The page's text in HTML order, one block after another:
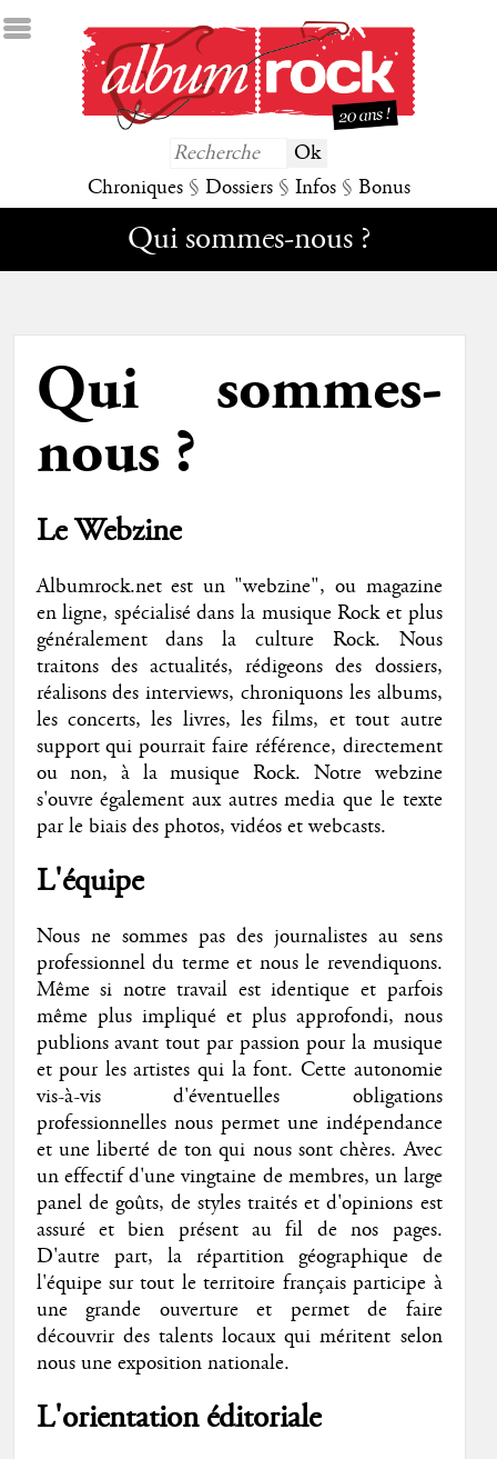
Chroniques § Dossiers § Infos § Bonus
Qui sommes-nous ?
Qui sommes-
nous ?
Le Webzine
Albumrock.net est un "webzine", ou magazine
en ligne, spécialisé dans la musique Rock et plus
généralement dans la culture Rock. Nous
traitons des actualités, rédigeons des dossiers,
réalisons des interviews, chroniquons les albums,
les concerts, les livres, les films, et tout autre
support qui pourrait faire référence, directement
ou non, à la musique Rock. Notre webzine
s'ouvre également aux autres media que le texte
par le biais des photos, vidéos et webcasts.
L'équipe
Nous ne sommes pas des journalistes au sens
professionnel du terme et nous le revendiquons.
Même si notre travail est identique et parfois
même plus impliqué et plus approfondi, nous
publions avant tout par passion pour la musique
et pour les artistes qui la font. Cette autonomie
vis-à-vis d'éventuelles obligations
professionnelles nous permet une indépendance
et une liberté de ton qui nous sont chères. Avec
un effectif d'une vingtaine de membres, un large
panel de goûts, de styles traités et d'opinions est
assuré et bien présent au fil de nos pages.
D'autre part, la répartition géographique de
l'équipe sur tout le territoire français participe à
une grande ouverture et permet de faire
découvrir des talents locaux qui méritent selon
nous une exposition nationale.
L'orientation éditoriale